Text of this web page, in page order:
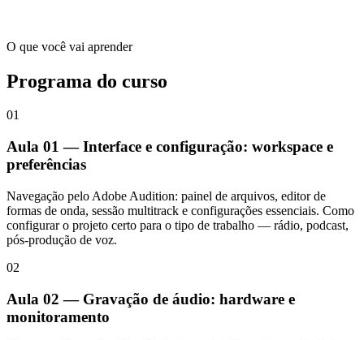
O que você vai aprender
Programa do curso
01
Aula 01 — Interface e configuração: workspace e
preferências
Navegação pelo Adobe Audition: painel de arquivos, editor de
formas de onda, sessão multitrack e configurações essenciais. Como
configurar o projeto certo para o tipo de trabalho — rádio, podcast,
pós-produção de voz.
02
Aula 02 — Gravação de áudio: hardware e
monitoramento